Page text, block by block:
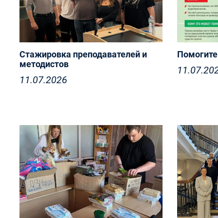
Стажировка преподавателей и
методистов
11.07.2026